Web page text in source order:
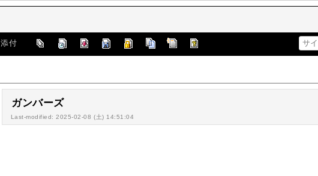
添付
ガンバーズ
Last-modified: 2025-02-08 (土) 14:51:04